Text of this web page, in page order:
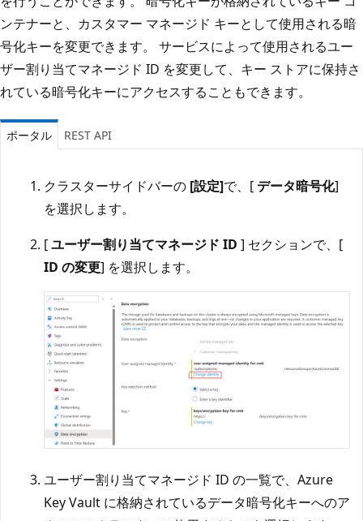
ンテナーと、カスタマー マネージド キーとして使用される暗
号化キーを変更できます。 サービスによって使用されるユー
ザー割り当てマネージド ID を変更して、キー ストアに保持さ
れている暗号化キーにアクセスすることもできます。
ポータル REST API
クラスターサイドバーの [設定]で、[ データ暗号化]
を選択します。
[ユーザー割り当てマネージド ID ] セクションで、[
ID の変更] を選択します。
ユーザー割り当てマネージド ID の一覧で、Azure
Key Vault に格納されているデータ暗号化キーへのア